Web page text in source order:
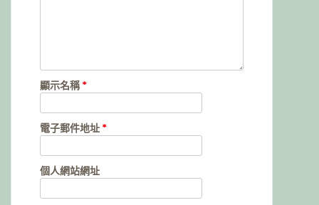
顯示名稱*
電子郵件地址 *
個人網站網址